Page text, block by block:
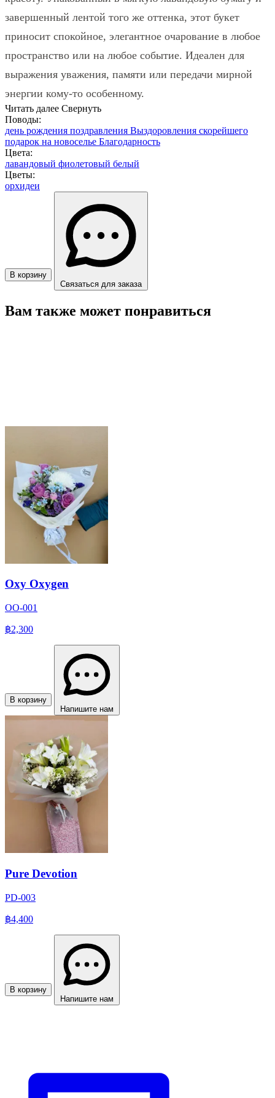
завершенный лентой того же оттенка, этот букет
приносит спокойное, элегантное очарование в любое
пространство или на любое событие. Идеален для
выражения уважения, памяти или передачи мирной
энергии кому-то особенному.
Читать далее Свернуть
Поводы:
день рождения поздравления Выздоровления скорейшего
подарок на новоселье Благодарность
Цвета:
лавандовый фиолетовый белый
Цветы:
орхидеи
В корзину
Связаться для заказа
Вам также может понравиться
Oxy Oxygen
OO-001
฿2,300
В корзину
Напишите нам
Pure Devotion
PD-003
฿4,400
В корзину
Напишите нам